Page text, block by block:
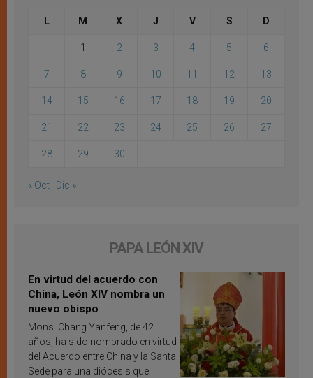
L M X J V S D
1 2 3 4 5 6
7 8 9 10 11 12 13
14 15 16 17 18 19 20
21 22 23 24 25 26 27
28 29 30
« Oct Dic »
PAPA LEÓN XIV
En virtud del acuerdo con
China, León XIV nombra un
nuevo obispo
Mons. Chang Yanfeng, de 42
años, ha sido nombrado en virtud
del Acuerdo entre China y la Santa
Sede para una diócesis que